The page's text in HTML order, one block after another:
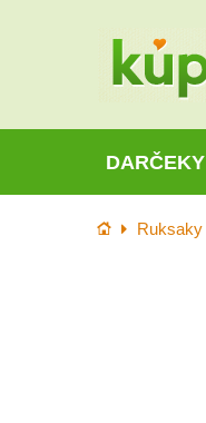
DARČEKY
Úvod Ruksaky